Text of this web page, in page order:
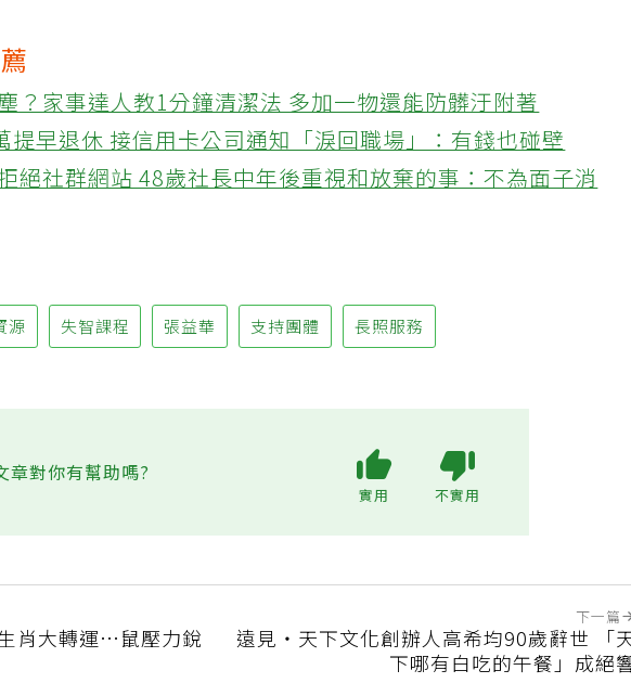
？家事達人教1分鐘清潔法 多加一物還能防髒汙附著
早退休 接信用卡公司通知「淚回職場」：有錢也碰壁
絕社群網站 48歲社長中年後重視和放棄的事：不為面子消
源 失智課程 張益華 支持團體 長照服務
章對你有幫助嗎?
肖大轉運…鼠壓力銳
下一篇
遠見‧天下文化創辦人高希均90歲辭世 「
下哪有白吃的午餐」成絕